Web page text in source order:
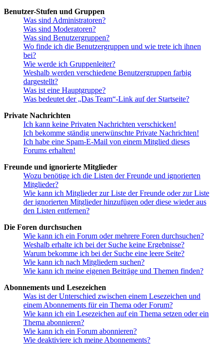
Benutzer-Stufen und Gruppen
Was sind Administratoren?
Was sind Moderatoren?
Was sind Benutzergruppen?
Wo finde ich die Benutzergruppen und wie trete ich ihnen
bei?
Wie werde ich Gruppenleiter?
Weshalb werden verschiedene Benutzergruppen farbig
dargestellt?
Was ist eine Hauptgruppe?
Was bedeutet der „Das Team“-Link auf der Startseite?
Private Nachrichten
Ich kann keine Privaten Nachrichten verschicken!
Ich bekomme ständig unerwünschte Private Nachrichten!
Ich habe eine Spam-E-Mail von einem Mitglied dieses
Forums erhalten!
Freunde und ignorierte Mitglieder
Wozu benötige ich die Listen der Freunde und ignorierten
Mitglieder?
Wie kann ich Mitglieder zur Liste der Freunde oder zur Liste
der ignorierten Mitglieder hinzufügen oder diese wieder aus
den Listen entfernen?
Die Foren durchsuchen
Wie kann ich ein Forum oder mehrere Foren durchsuchen?
Weshalb erhalte ich bei der Suche keine Ergebnisse?
Warum bekomme ich bei der Suche eine leere Seite?
Wie kann ich nach Mitgliedern suchen?
Wie kann ich meine eigenen Beiträge und Themen finden?
Abonnements und Lesezeichen
Was ist der Unterschied zwischen einem Lesezeichen und
einem Abonnements für ein Thema oder Forum?
Wie kann ich ein Lesezeichen auf ein Thema setzen oder ein
Thema abonnieren?
Wie kann ich ein Forum abonnieren?
Wie deaktiviere ich meine Abonnements?